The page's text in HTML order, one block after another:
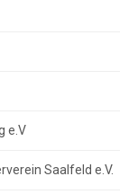
e.V
Saalfeld e.V.